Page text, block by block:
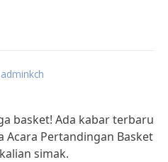
adminkch
basket! Ada kabar terbaru
Pertandingan Basket
simak.